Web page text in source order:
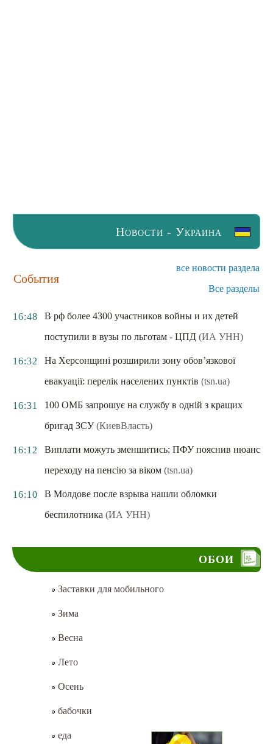
Новости - Украина
События
все новости раздела
Все разделы
16:48
В рф более 4300 участников войны и их детей
поступили в вузы по льготам - ЦПД (ИА УНН)
16:32
На Херсонщині розширили зону обов’язкової
евакуації: перелік населених пунктів (tsn.ua)
16:31
100 ОМБ запрошує на службу в одній з кращих
бригад ЗСУ (КиевВласть)
16:12
Виплати можуть зменшитись: ПФУ пояснив нюанс
переходу на пенсію за віком (tsn.ua)
16:10
В Молдове после взрыва нашли обломки
беспилотника (ИА УНН)
ОБОИ
Заставки для мобильного
Зима
Весна
Лето
Осень
бабочки
еда